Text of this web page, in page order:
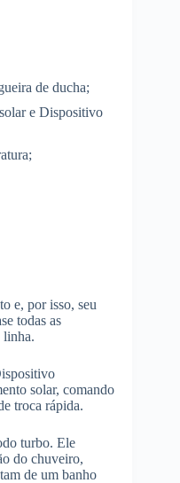
de ducha;
e Dispositivo
e, por isso, seu
todas as
linha.
solar, comando
troca rápida.
turbo. Ele
do chuveiro,
de um banho